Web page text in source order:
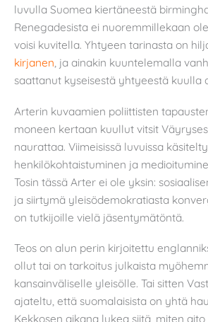
luvulla Suomea kiertäneestä
Renegadesista ei nuoremmillekaan
voisi kuvitella. Yhtyeen tarinasta on
kirjanen, ja ainakin kuuntelemalla
saattanut kyseisestä yhtyeestä kuulla
Arterin kuvaamien poliittisten
moneen kertaan kuullut vitsit
naurattaa. Viimeisissä luvuissa
henkilökohtaistuminen ja
Tosin tässä Arter ei ole yksin:
ja siirtymä yleisödemokratiasta
on tutkijoille vielä jäsentymätöntä.
Teos on alun perin kirjoitettu
ollut tai on tarkoitus julkaista
kansainväliselle yleisölle. Tai sitten
ajateltu, että suomalaisista on yhtä
Kekkosen aikana lukea siitä, miten